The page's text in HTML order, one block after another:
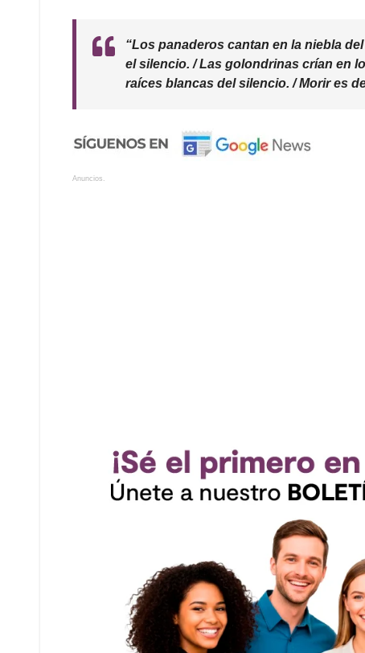
“Los panaderos cantan en la niebla
el silencio. / Las golondrinas crían en
raíces blancas del silencio. / Morir es
Anuncios.